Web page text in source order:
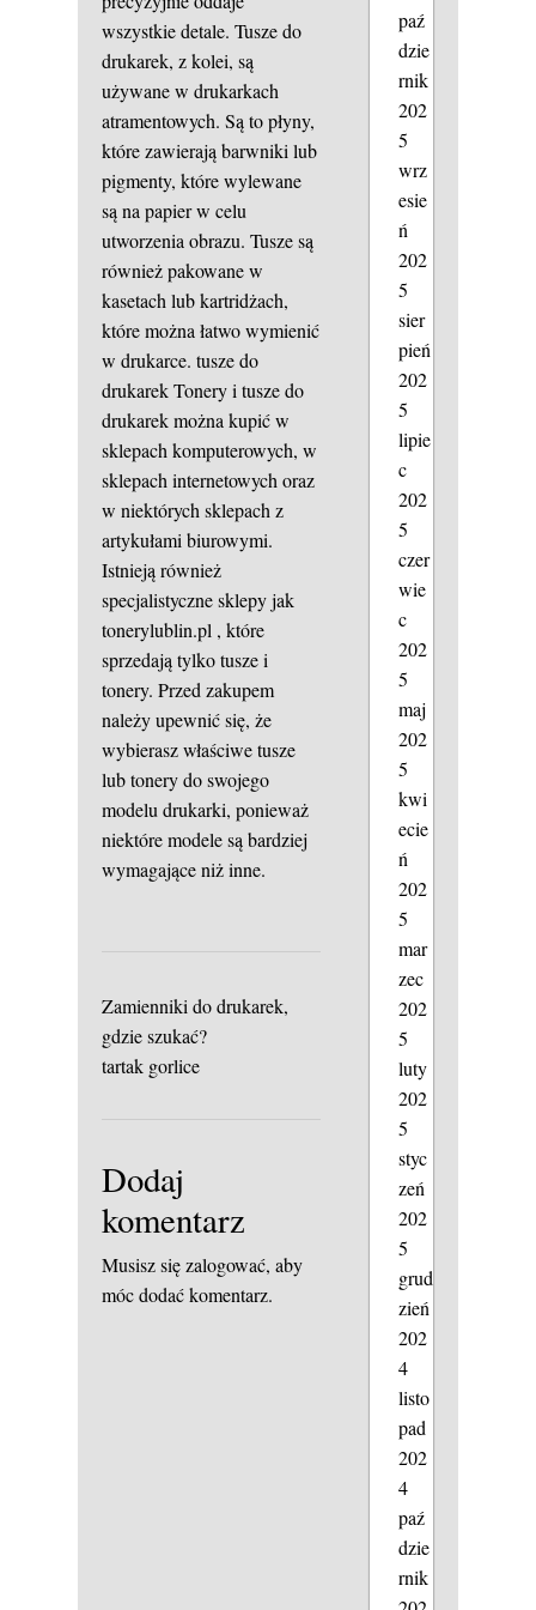
wszystkie detale. Tusze do
drukarek, z kolei, są
używane w drukarkach
atramentowych. Są to płyny,
które zawierają barwniki lub
pigmenty, które wylewane
są na papier w celu
utworzenia obrazu. Tusze są
również pakowane w
kasetach lub kartridżach,
które można łatwo wymienić
w drukarce. tusze do
drukarekTonery i tusze do
drukarek można kupić w
sklepach komputerowych, w
sklepach internetowych oraz
w niektórych sklepach z
artykułami biurowymi.
Istnieją również
specjalistyczne sklepy jak
tonerylublin.pl , które
sprzedają tylko tusze i
tonery. Przed zakupem
należy upewnić się, że
wybierasz właściwe tusze
lub tonery do swojego
modelu drukarki, ponieważ
niektóre modele są bardziej
wymagające niż inne.
Zamienniki do drukarek,
gdzie szukać?
tartak gorlice
Dodaj
komentarz
Musisz sięzalogować, aby
móc dodać komentarz.
paź
dzie
rnik
202
5
wrz
esie
ń
202
5
sier
pień
202
5
lipie
c
202
5
czer
wie
c
202
5
maj
202
5
kwi
ecie
ń
202
5
mar
zec
202
5
luty
202
5
styc
zeń
202
5
grud
zień
202
4
listo
pad
202
4
paź
dzie
rnik